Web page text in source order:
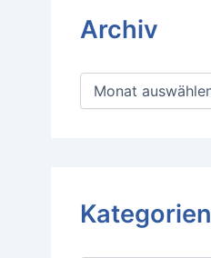
Archiv
A
Kategorien